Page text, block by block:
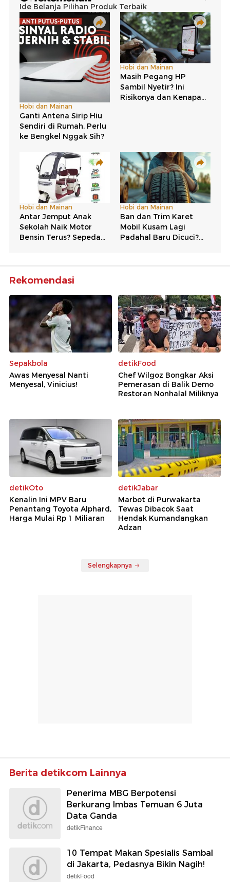
Rekomendasi
Sepakbola
Awas Menyesal Nanti
Menyesal, Vinicius!
detikFood
Chef Wilgoz Bongkar Aksi
Pemerasan di Balik Demo
Restoran Nonhalal Miliknya
detikOto
Kenalin Ini MPV Baru
Penantang Toyota Alphard,
Harga Mulai Rp 1 Miliaran
detikJabar
Marbot di Purwakarta
Tewas Dibacok Saat
Hendak Kumandangkan
Adzan
Selengkapnya
Berita detikcom Lainnya
Penerima MBG Berpotensi
Berkurang Imbas Temuan 6 Juta
Data Ganda
detikFinance
10 Tempat Makan Spesialis Sambal
di Jakarta, Pedasnya Bikin Nagih!
detikFood